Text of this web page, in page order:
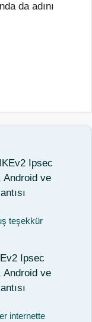
da adını
Ipsec
Android ve
teşekkür
Ipsec
Android ve
internette